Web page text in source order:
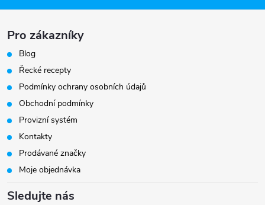
tPro zákazníky
Blog
Řecké recepty
Podmínky ochrany osobních údajů
Obchodní podmínky
Provizní systém
Kontakty
Prodávané značky
Moje objednávka
Sledujte nás